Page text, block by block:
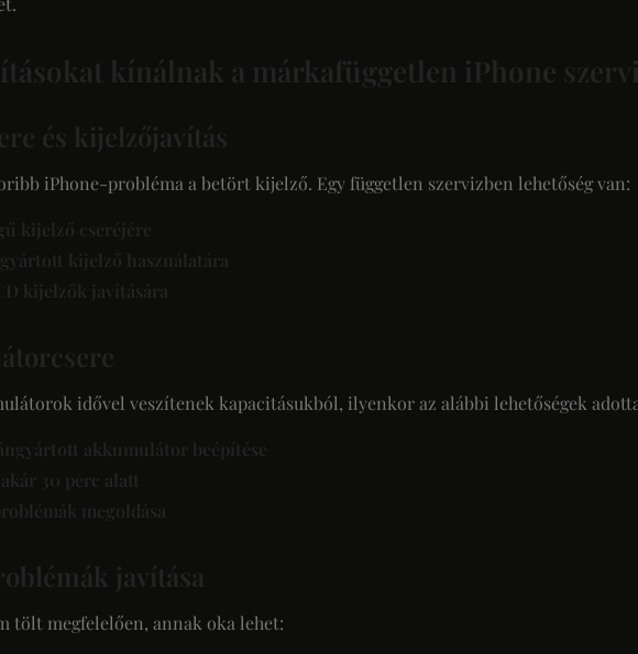
kínálnak a márkafüggetlen iPhone
és kijelzőjavítás
iPhone-probléma a betört kijelző. Egy független szervizben lehetőség van:
kijelző cseréjére
kijelző használatára
kijelzők javítására
idővel veszítenek kapacitásukból, ilyenkor az alábbi lehetőségek
akkumulátor beépítése
30 perc alatt
megoldása
javítása
tölt megfelelően, annak oka lehet: